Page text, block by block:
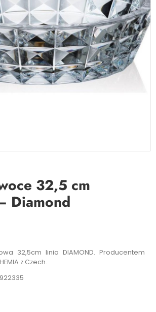
32,5 cm
Diamond
32,5cm linia DIAMOND. Producentem
z Czech.